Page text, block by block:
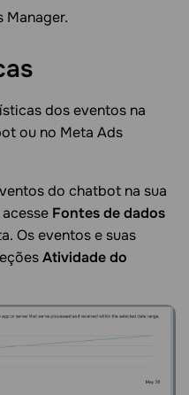
Manager.
dos eventos na
ou no Meta Ads
do chatbot na sua
acesse Fontes de dados
Os eventos e suas
Atividade do